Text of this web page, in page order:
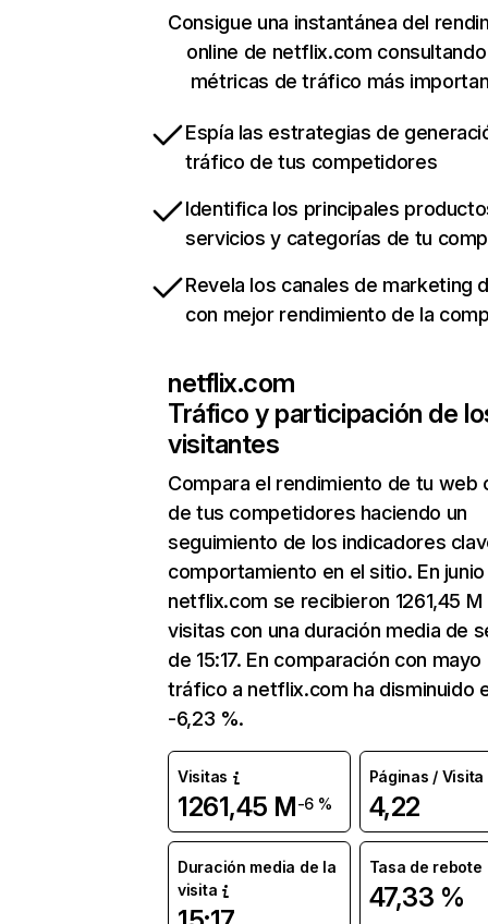
Consigue una instantánea del
online de netflix.com
métricas de tráfico más
Espía las estrategias de
tráfico de tus competidores
Identifica los principales
servicios y categorías de tu
Revela los canales de marketing
con mejor rendimiento de la
netflix.com
Tráfico y participación de
visitantes
Compara el rendimiento de tu web
de tus competidores haciendo un
seguimiento de los indicadores
comportamiento en el sitio. En junio
netflix.com se recibieron 1261,45 M
visitas con una duración media de
de 15:17. En comparación con mayo
tráfico a netflix.com ha disminuido
-6,23 %.
Visitas
1261,45 M-6 %
Páginas / Visita
4,22
Duración media de la
visita
Tasa de rebote
47,33 %